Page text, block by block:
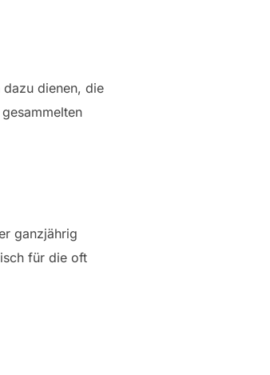
dazu dienen, die
ganzjährig
für die oft